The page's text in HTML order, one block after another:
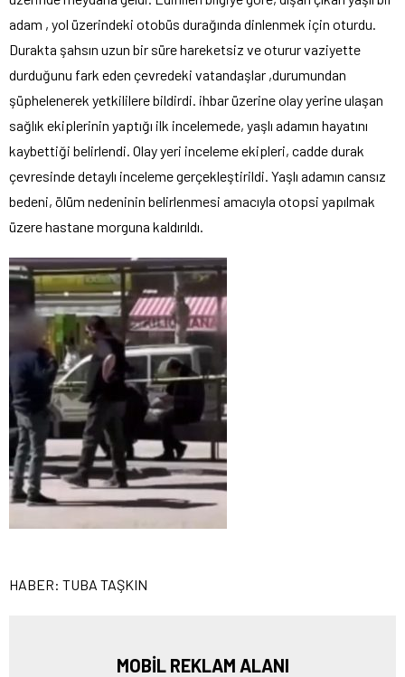
adam , yol üzerindeki otobüs durağında dinlenmek için oturdu.
Durakta şahsın uzun bir süre hareketsiz ve oturur vaziyette
durduğunu fark eden çevredeki vatandaşlar ,durumundan
şüphelenerek yetkililere bildirdi. ihbar üzerine olay yerine ulaşan
sağlık ekiplerinin yaptığı ilk incelemede, yaşlı adamın hayatını
kaybettiği belirlendi. Olay yeri inceleme ekipleri, cadde durak
çevresinde detaylı inceleme gerçekleştirildi. Yaşlı adamın cansız
bedeni, ölüm nedeninin belirlenmesi amacıyla otopsi yapılmak
üzere hastane morguna kaldırıldı.
HABER: TUBA TAŞKIN
MOBİL REKLAM ALANI